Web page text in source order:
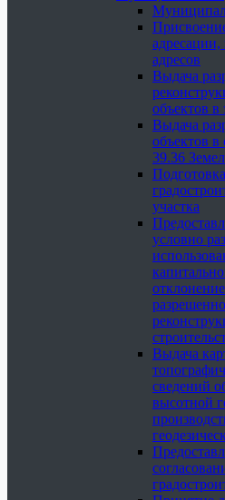
адресов
Выдача
объектов в
Выдача
объектов в
39.36
участка
условно
Выдача
сведений
высотной